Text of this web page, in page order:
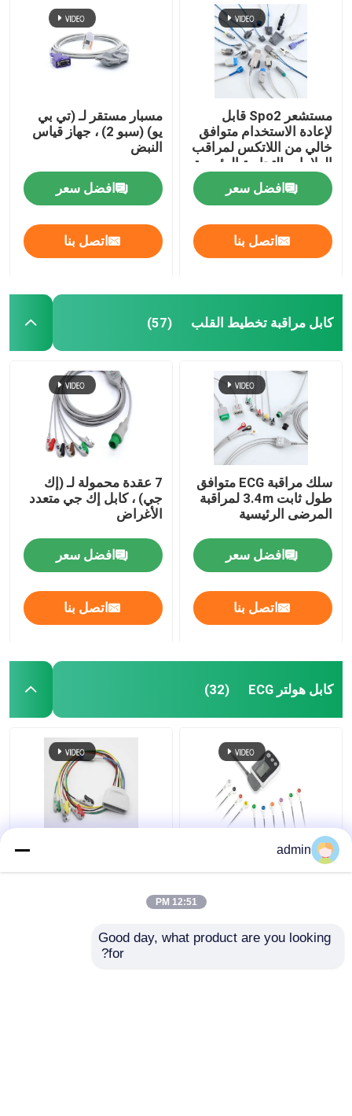
مستشعر Spo2 قابل
لإعادة الاستخدام متوافق
خالي من اللاتكس لمراقب
العلامات التجارية الرئيسية
افضل سعر
اتصل بنا
مسبار مستقر لـ (تي بي
يو) (سبو 2) ، جهاز قياس
النبض
افضل سعر
اتصل بنا
كابل مراقبة تخطيط القلب (57)
سلك مراقبة ECG متوافق
طول ثابت 3.4m لمراقبة
المرضى الرئيسية
افضل سعر
اتصل بنا
7 عقدة محمولة لـ (إك
جي) ، كابل إك جي متعدد
الأغراض
افضل سعر
اتصل بنا
كابل هولتر ECG (32)
كابل Borsam Holter
admin
12:51 PM
Good day, what product are you looking
for?